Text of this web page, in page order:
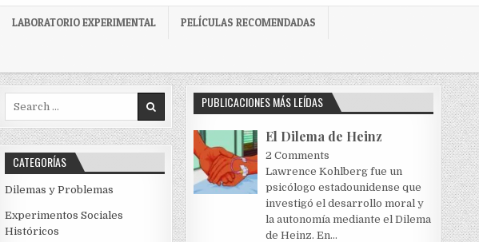
LABORATORIO EXPERIMENTAL PELÍCULAS RECOMENDADAS
CATEGORÍAS
Dilemas y Problemas
Experimentos Sociales
Históricos
PUBLICACIONES MÁS LEÍDAS
El Dilema de Heinz
2 Comments
Lawrence Kohlberg fue un
psicólogo estadounidense que
investigó el desarrollo moral y
la autonomía mediante el Dilema
de Heinz. En...